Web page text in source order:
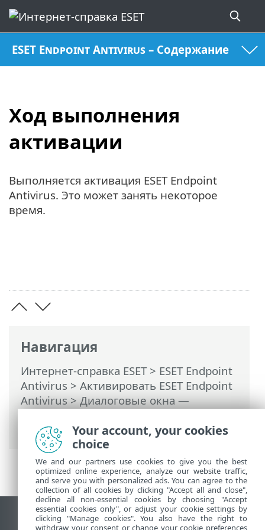
ESET Endpoint Antivirus – Содержание
Ход выполнения
активации
Навигация
Интернет-справка ESET> ESET Endpoint
Antivirus > Активировать ESET Endpoint
Antivirus> Диалоговые окна —
активации
Выполняется активация ESET Endpoint
Antivirus. Это может занять некоторое
время.
Использовать сайт для ПК
Your account, your cookies
choice
We and our partners use cookies to give you the best
optimized online experience, analyze our website traffic,
and serve you with personalized ads. You can agree to the
collection of all cookies by clicking "Accept all and close",
decline all non-essential cookies by choosing "Accept
essential cookies only", or adjust your cookie settings by
clicking "Manage cookies". You also have the right to
withdraw your consent or change your cookie preferences